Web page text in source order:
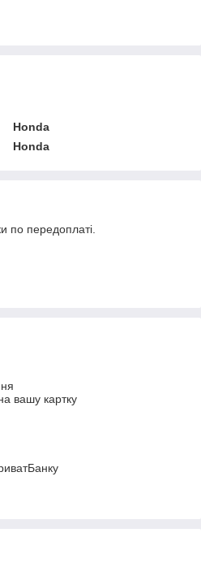
Honda
Honda
по передоплаті.
вашу картку